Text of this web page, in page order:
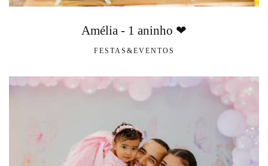
Amélia - 1 aninho ❤
FESTAS&EVENTOS